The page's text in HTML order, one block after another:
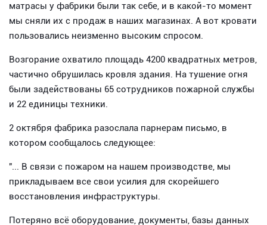
матрасы у фабрики были так себе, и в какой-то момент
мы сняли их с продаж в наших магазинах. А вот кровати
пользовались неизменно высоким спросом.
Возгорание охватило площадь 4200 квадратных метров,
частично обрушилась кровля здания. На тушение огня
были задействованы 65 сотрудников пожарной службы
и 22 единицы техники.
2 октября фабрика разослала парнерам письмо, в
котором сообщалось следующее:
"... В связи с пожаром на нашем производстве, мы
прикладываем все свои усилия для скорейшего
восстановления инфраструктуры.
Потеряно всё оборудование, документы, базы данных